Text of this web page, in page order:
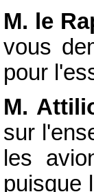
M. le
vous
pour
M.
sur
les
puisque